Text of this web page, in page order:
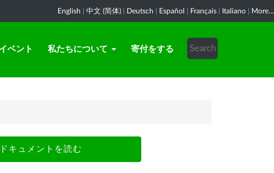
English 中文 (简体) Deutsch Español Français Italiano More...
イベント 私たちについて 寄付をする
ドキュメントを読む